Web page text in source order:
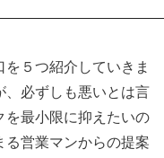
５つ紹介していきま
、必ずしも悪いとは言
を最小限に抑えたいの
る営業マンからの提案